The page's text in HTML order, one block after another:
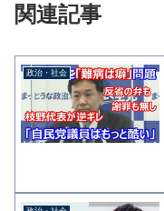
関連記事
政治・社会